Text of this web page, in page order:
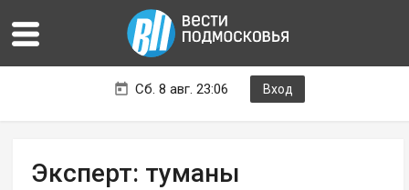
Сб. 8 авг. 23:06 Вход
Эксперт: туманы